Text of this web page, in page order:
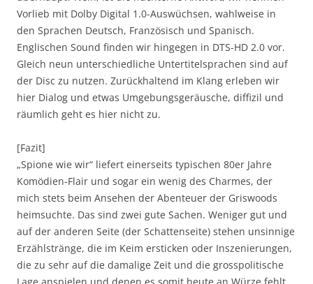
Vorlieb mit Dolby Digital 1.0-Auswüchsen, wahlweise in
den Sprachen Deutsch, Französisch und Spanisch.
Englischen Sound finden wir hingegen in DTS-HD 2.0 vor.
Gleich neun unterschiedliche Untertitelsprachen sind auf
der Disc zu nutzen. Zurückhaltend im Klang erleben wir
hier Dialog und etwas Umgebungsgeräusche, diffizil und
räumlich geht es hier nicht zu.
[Fazit]
„Spione wie wir“ liefert einerseits typischen 80er Jahre
Komödien-Flair und sogar ein wenig des Charmes, der
mich stets beim Ansehen der Abenteuer der Griswoods
heimsuchte. Das sind zwei gute Sachen. Weniger gut und
auf der anderen Seite (der Schattenseite) stehen unsinnige
Erzählstränge, die im Keim ersticken oder Inszenierungen,
die zu sehr auf die damalige Zeit und die grosspolitische